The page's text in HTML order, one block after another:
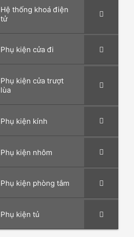
Hệ thống khoá điện
tử
Phụ kiện cửa đi
Phụ kiện cửa trượt
lùa
Phụ kiện kính
Phụ kiện nhôm
Phụ kiện phòng tắm
Phụ kiện tủ